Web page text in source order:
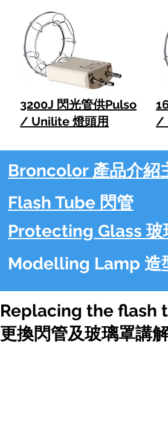
3200J 閃光管供Pulso
/ Unilite 燈頭用
/
Broncolor 產品介紹
Flash Tube 閃管
Protecting Glass 玻
Modelling Lamp 造
Replacing the flash
更換閃管及玻璃罩講